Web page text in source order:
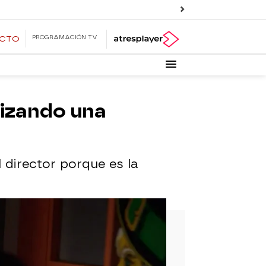
PROGRAMACIÓN TV
una
director porque es la